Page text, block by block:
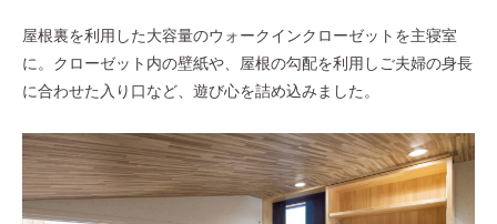
屋根裏を利用した大容量のウォークインクローゼットを主寝室
に。クローゼット内の壁紙や、屋根の勾配を利用しご夫婦の身長
に合わせた入り口など、遊び心を詰め込みました。